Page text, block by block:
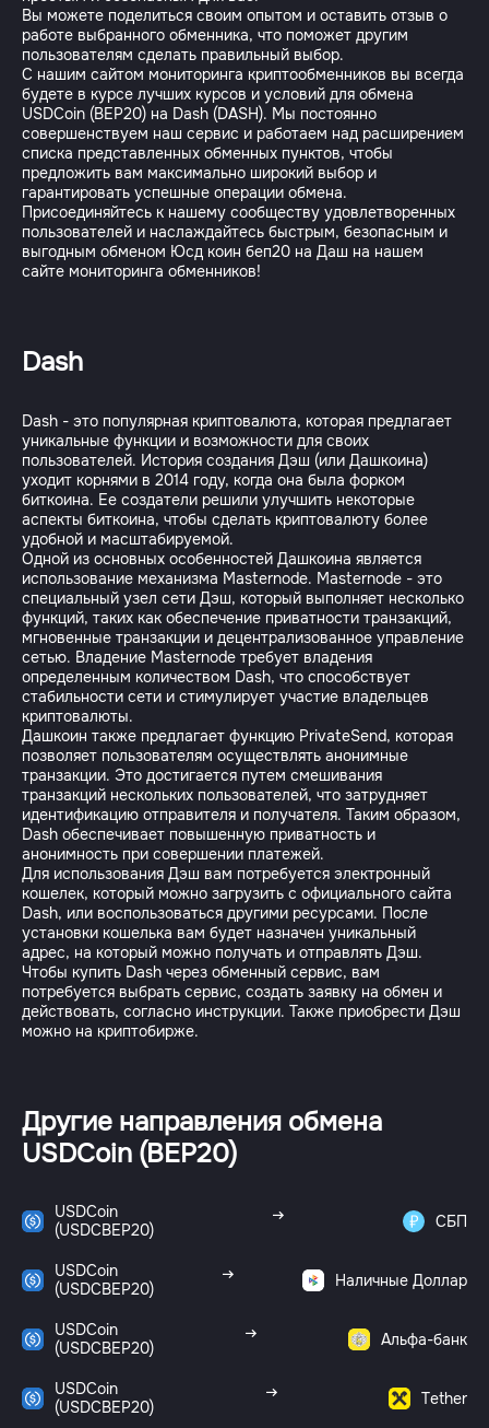
Вы можете поделиться своим опытом и оставить отзыв о
работе выбранного обменника, что поможет другим
пользователям сделать правильный выбор.
С нашим сайтом мониторинга криптообменников вы всегда
будете в курсе лучших курсов и условий для обмена
USDCoin (BEP20) на Dash (DASH). Мы постоянно
совершенствуем наш сервис и работаем над расширением
списка представленных обменных пунктов, чтобы
предложить вам максимально широкий выбор и
гарантировать успешные операции обмена.
Присоединяйтесь к нашему сообществу удовлетворенных
пользователей и наслаждайтесь быстрым, безопасным и
выгодным обменом Юсд коин беп20 на Даш на нашем
Dash
Dash - это популярная криптовалюта, которая предлагает
уникальные функции и возможности для своих
пользователей. История создания Дэш (или Дашкоина)
уходит корнями в 2014 году, когда она была форком
биткоина. Ее создатели решили улучшить некоторые
аспекты биткоина, чтобы сделать криптовалюту более
удобной и масштабируемой.
Одной из основных особенностей Дашкоина является
использование механизма Masternode. Masternode - это
специальный узел сети Дэш, который выполняет несколько
функций, таких как обеспечение приватности транзакций,
мгновенные транзакции и децентрализованное управление
сетью. Владение Masternode требует владения
определенным количеством Dash, что способствует
стабильности сети и стимулирует участие владельцев
криптовалюты.
Дашкоин также предлагает функцию PrivateSend, которая
позволяет пользователям осуществлять анонимные
транзакции. Это достигается путем смешивания
транзакций нескольких пользователей, что затрудняет
идентификацию отправителя и получателя. Таким образом,
Dash обеспечивает повышенную приватность и
анонимность при совершении платежей.
Для использования Дэш вам потребуется электронный
кошелек, который можно загрузить с официального сайта
Dash, или воспользоваться другими ресурсами. После
установки кошелька вам будет назначен уникальный
адрес, на который можно получать и отправлять Дэш.
Чтобы купить Dash через обменный сервис, вам
потребуется выбрать сервис, создать заявку на обмен и
действовать, согласно инструкции. Также приобрести Дэш
можно на криптобирже.
Другие направления обмена
USDCoin (BEP20)
USDCoin
(USDCBEP20)
СБП
USDCoin
(USDCBEP20)
Наличные Доллар
USDCoin
(USDCBEP20)
Альфа-банк
USDCoin
(USDCBEP20)
Tether